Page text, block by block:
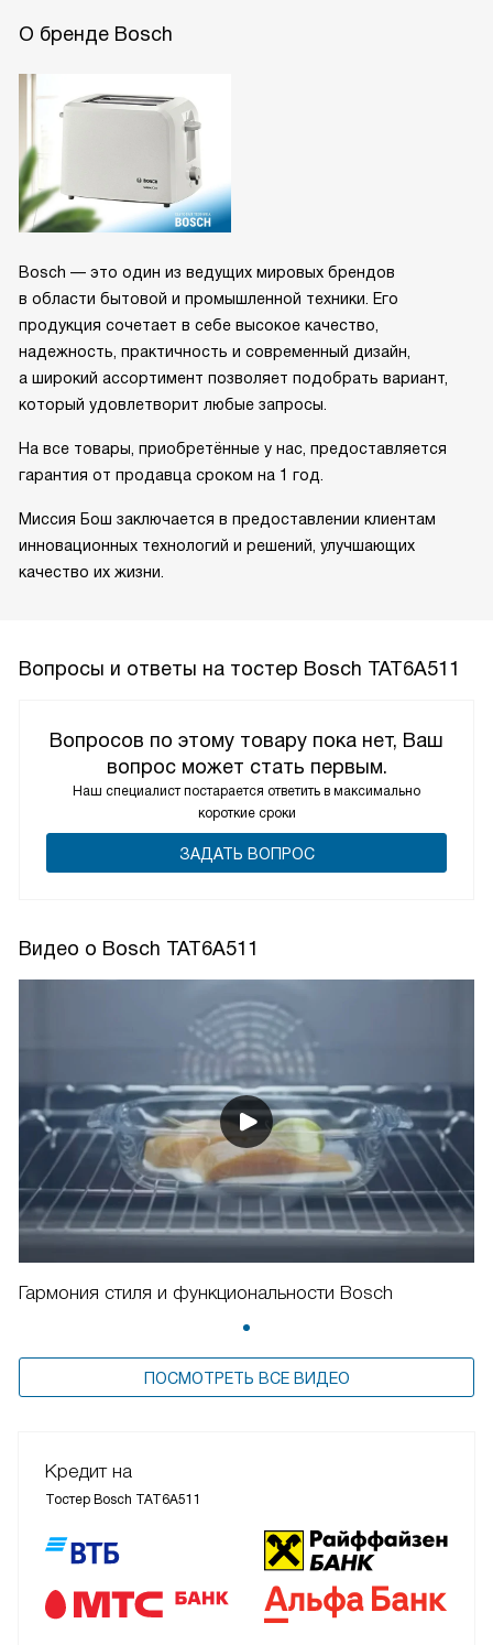
О бренде Bosch
Bosch — это один из ведущих мировых брендов
в области бытовой и промышленной техники. Его
продукция сочетает в себе высокое качество,
надежность, практичность и современный дизайн,
а широкий ассортимент позволяет подобрать вариант,
который удовлетворит любые запросы.
На все товары, приобретённые у нас, предоставляется
гарантия от продавца сроком на 1 год.
Миссия Бош заключается в предоставлении клиентам
инновационных технологий и решений, улучшающих
качество их жизни.
Вопросы и ответы на тостер Bosch TAT6A511
Вопросов по этому товару пока нет, Ваш
вопрос может стать первым.
Наш специалист постарается ответить в максимально
короткие сроки
ЗАДАТЬ ВОПРОС
Видео о Bosch TAT6A511
Гармония стиля и функциональности Bosch
ПОСМОТРЕТЬ ВСЕ ВИДЕО
Кредит на
Тостер Bosch TAT6A511